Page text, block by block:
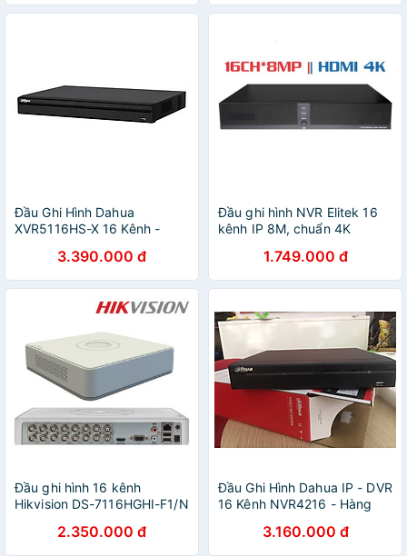
Đầu Ghi Hình Dahua
XVR5116HS-X 16 Kênh -
3.390.000 đ
Đầu ghi hình NVR Elitek 16
kênh IP 8M, chuẩn 4K
1.749.000 đ
Đầu ghi hình 16 kênh
Hikvision DS-7116HGHI-F1/N
2.350.000 đ
Đầu Ghi Hình Dahua IP - DVR
16 Kênh NVR4216 - Hàng
3.160.000 đ